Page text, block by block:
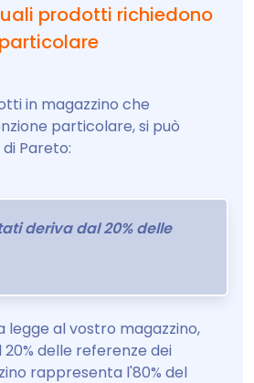
prodotti richiedono
in magazzino che
particolare, si può
Pareto:
deriva dal 20% delle
legge al vostro magazzino,
delle referenze dei
rappresenta l'80% del